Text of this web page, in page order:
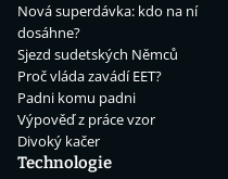
Nová superdávka: kdo na ní
dosáhne?
Sjezd sudetských Němců
Proč vláda zavádí EET?
Padni komu padni
Výpověď z práce vzor
Divoký kačer
Technologie